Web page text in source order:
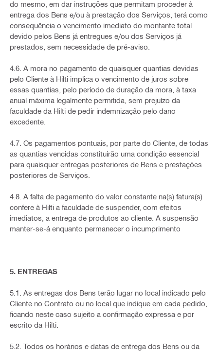
do mesmo, em dar instruções que permitam proceder à
entrega dos Bens e/ou à prestação dos Serviços, terá como
consequência o vencimento imediato do montante total
devido pelos Bens já entregues e/ou dos Serviços já
prestados, sem necessidade de pré-aviso.
4.6. A mora no pagamento de quaisquer quantias devidas
pelo Cliente à Hilti implica o vencimento de juros sobre
essas quantias, pelo período de duração da mora, à taxa
anual máxima legalmente permitida, sem prejuízo da
faculdade da Hilti de pedir indemnização pelo dano
excedente.
4.7. Os pagamentos pontuais, por parte do Cliente, de todas
as quantias vencidas constituirão uma condição essencial
para quaisquer entregas posteriores de Bens e prestações
posteriores de Serviços.
4.8. A falta de pagamento do valor constante na(s) fatura(s)
confere à Hilti a faculdade de suspender, com efeitos
imediatos, a entrega de produtos ao cliente. A suspensão
manter-se-á enquanto permanecer o incumprimento
5. ENTREGAS
5.1. As entregas dos Bens terão lugar no local indicado pelo
Cliente no Contrato ou no local que indique em cada pedido,
ficando neste caso sujeito a confirmação expressa e por
escrito da Hilti.
5.2. Todos os horários e datas de entrega dos Bens ou da